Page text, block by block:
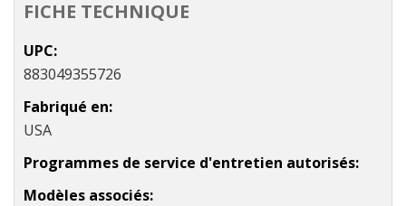
FICHE TECHNIQUE
UPC
883049355726
Fabriqué en
USA
Programmes de service d'entretien autorisés
Modèles associés